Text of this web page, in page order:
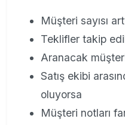
Müşteri sayısı
Teklifler takip
Aranacak
Satış ekibi
oluyorsa
Müşteri notları